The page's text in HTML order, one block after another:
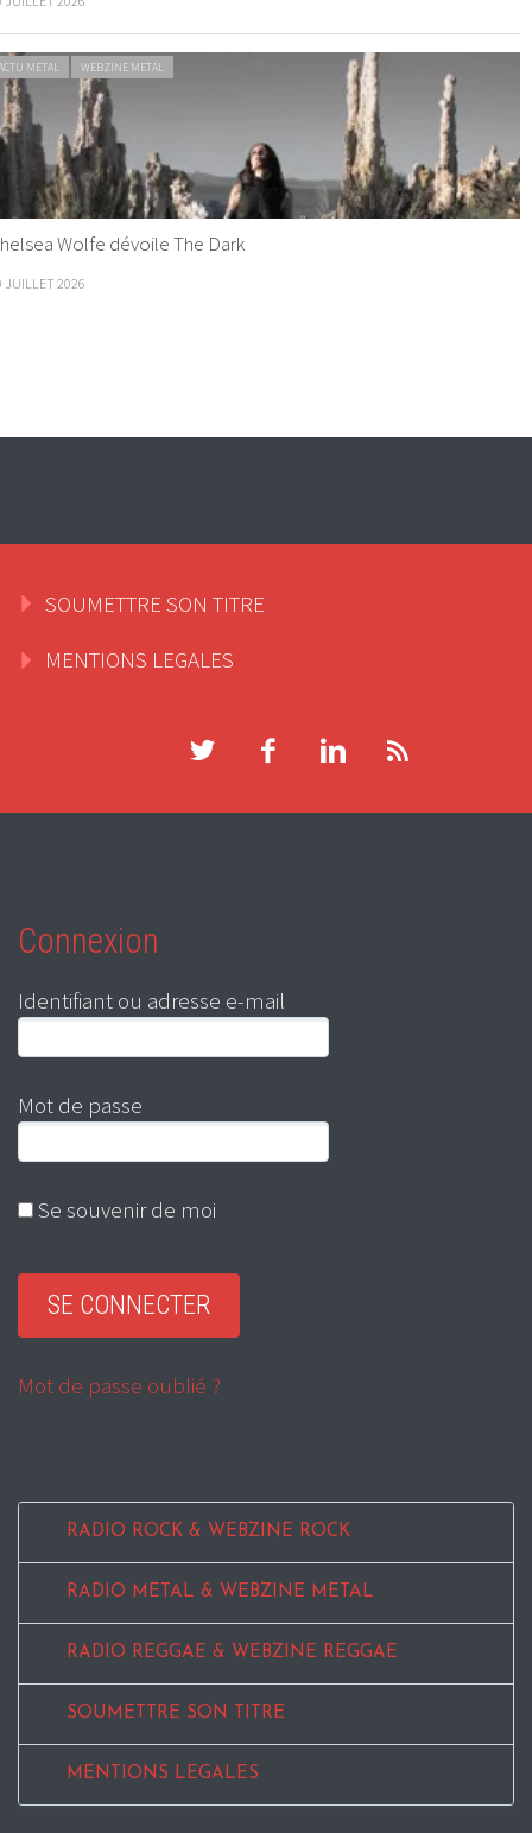
METAL WEBZINE METAL
Wolfe dévoile The Dark
JUILLET 2026
SOUMETTRE SON TITRE
MENTIONS LEGALES
Connexion
Identifiant ou adresse e-mail
Mot de passe
Se souvenir de moi
Mot de passe oublié ?
RADIO ROCK & WEBZINE ROCK
RADIO METAL & WEBZINE METAL
RADIO REGGAE & WEBZINE REGGAE
SOUMETTRE SON TITRE
MENTIONS LEGALES